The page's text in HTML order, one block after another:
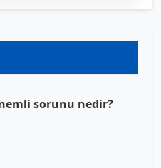
sorunu nedir?